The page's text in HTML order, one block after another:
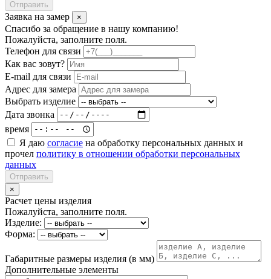
Отправить
Заявка на замер ×
Спасибо за обращение в нашу компанию!
Пожалуйста, заполните поля.
Телефон для связи
Как вас зовут?
E-mail для связи
Адрес для замера
Выбрать изделие
Дата звонка
время
Я даю согласие на обработку персональных данных и
прочел политику в отношении обработки персональных
данных
Отправить
×
Расчет цены изделия
Пожалуйста, заполните поля.
Изделие:
Форма:
Габаритные размеры изделия (в мм)
Дополнительные элементы